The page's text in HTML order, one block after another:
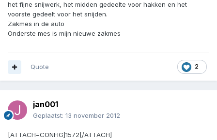
het fijne snijwerk, het midden gedeelte voor hakken en het
voorste gedeelt voor het snijden.
Zakmes in de auto
Onderste mes is mijn nieuwe zakmes
2
Quote
jan001
Geplaatst: 13 november 2012
[ATTACH=CONFIG]1572[/ATTACH]